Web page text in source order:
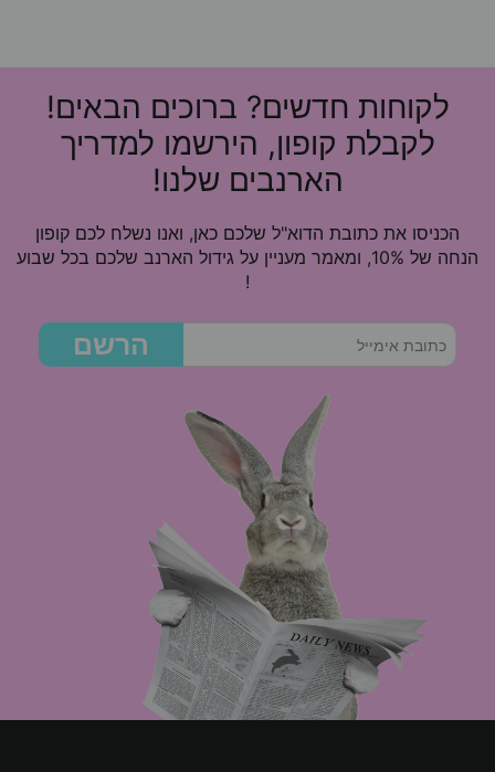
לקוחות חדשים? ברוכים הבאים!
לקבלת קופון, הירשמו למדריך
הארנבים שלנו!
הכניסו את כתובת הדוא"ל שלכם כאן, ואנו נשלח לכם קופון
הנחה של 10%, ומאמר מעניין על גידול הארנב שלכם בכל שבוע
!
הרשם